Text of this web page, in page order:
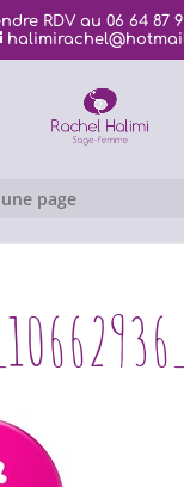
RDV au 06 64 87
page